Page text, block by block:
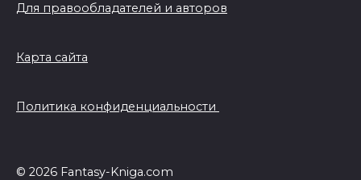
Для правообладателей и авторов
Карта сайта
Политика конфиденциальности
© 2026 Fantasy-Kniga.com